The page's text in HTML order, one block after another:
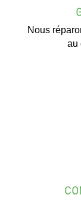
Nous
au